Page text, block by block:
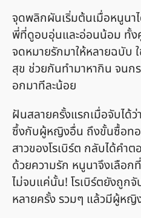
จุดพลิกผันเริ่มต้นเมื่อหนูนา
พี่ที่ดูอบอุ่นและอ่อนน้อม ทั้ง
จดหมายรักมาให้หลายฉบับ
สุข ช่วยกันทำมาหากิน จนก
อกมาทีละน้อย
ฝันสลายครั้งแรกเมื่อจับได้
ซึ้งกับผู้หญิงอื่น ถึงขั้นซื้อทอ
สาวของโรเบิร์ต กลับได้คำ
ด้วยความรัก หนูนาจึงเลือก
ไม่จบแค่นั้น! โรเบิร์ตยังถูกจั
หลายครั้ง รวมๆ แล้วมีผู้หญิ